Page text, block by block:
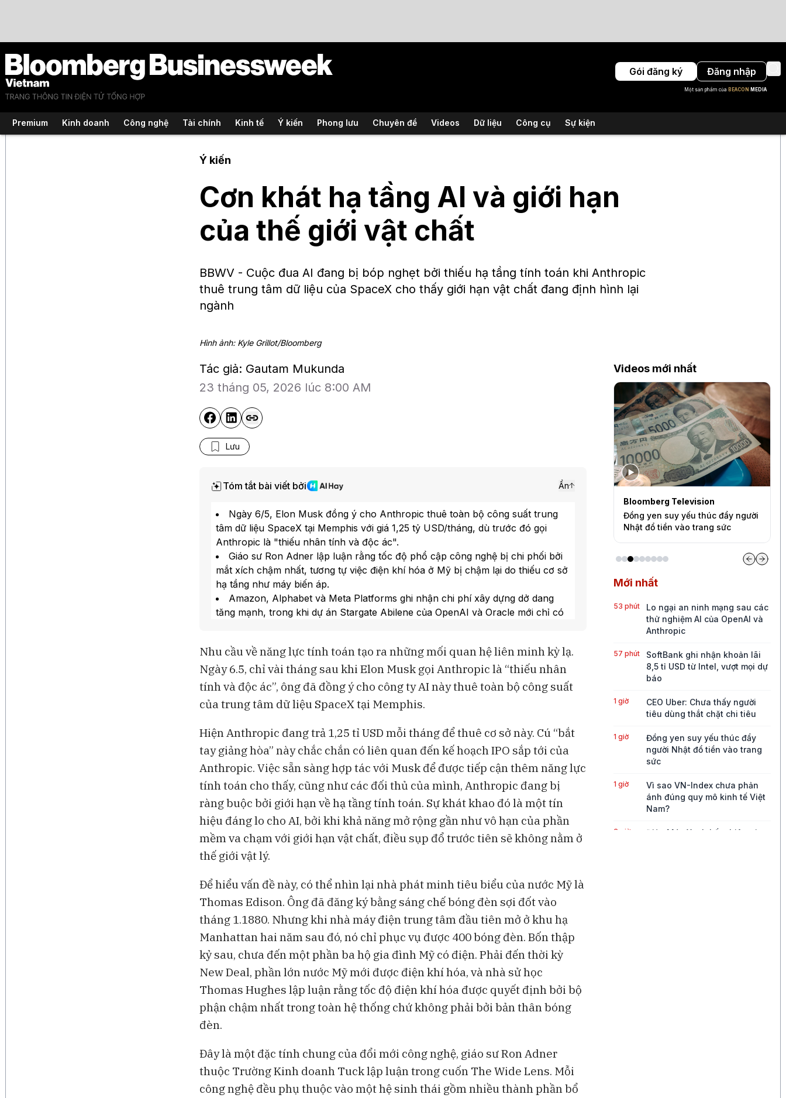
Gói đăng ký Đăng nhập
Một sản phẩm của BEACON MEDIA
Premium Kinh doanh Công nghệ Tài chính Kinh tế Ý kiến Phong lưu Chuyên đề Videos Dữ liệu Công cụ Sự kiện
Ý kiến
Cơn khát hạ tầng AI và giới hạn
của thế giới vật chất
BBWV - Cuộc đua AI đang bị bóp nghẹt bởi thiếu hạ tầng tính toán khi Anthropic
thuê trung tâm dữ liệu của SpaceX cho thấy giới hạn vật chất đang định hình lại
ngành
Hình ảnh: Kyle Grillot/Bloomberg
Tác giả: Gautam Mukunda
23 tháng 05, 2026 lúc 8:00 AM
Lưu
Tóm tắt bài viết bởi Ẩn
Ngày 6/5, Elon Musk đồng ý cho Anthropic thuê toàn bộ công suất trung
tâm dữ liệu SpaceX tại Memphis với giá 1,25 tỷ USD/tháng, dù trước đó gọi
Anthropic là "thiếu nhân tính và độc ác".
Giáo sư Ron Adner lập luận rằng tốc độ phổ cập công nghệ bị chi phối bởi
mắt xích chậm nhất, tương tự việc điện khí hóa ở Mỹ bị chậm lại do thiếu cơ sở
hạ tầng như máy biến áp.
Amazon, Alphabet và Meta Platforms ghi nhận chi phí xây dựng dở dang
tăng mạnh, trong khi dự án Stargate Abilene của OpenAI và Oracle mới chỉ có
tại Mỹ và ước tính cần thêm 207.000 lao động có tay nghề trong lĩnh vực
truyền tải và phân phối điện vào năm 2030.
xAI đã lắp đặt 35 tua-bin khí methane không giấy phép tại khu dân cư ở
Memphis và 27 tua-bin tương tự ở Mississippi, gây ra các vụ kiện từ NAACP do
vi phạm Đạo luật Không khí Sạch.
Nhu cầu về năng lực tính toán tạo ra những mối quan hệ liên minh kỳ lạ.
Ngày 6.5, chỉ vài tháng sau khi Elon Musk gọi Anthropic là “thiếu nhân
tính và độc ác”, ông đã đồng ý cho công ty AI này thuê toàn bộ công suất
của trung tâm dữ liệu SpaceX tại Memphis.
Hiện Anthropic đang trả 1,25 tỉ USD mỗi tháng để thuê cơ sở này. Cú “bắt
tay giảng hòa” này chắc chắn có liên quan đến kế hoạch IPO sắp tới của
Anthropic. Việc sẵn sàng hợp tác với Musk để được tiếp cận thêm năng lực
tính toán cho thấy, cũng như các đối thủ của mình, Anthropic đang bị
ràng buộc bởi giới hạn về hạ tầng tính toán. Sự khát khao đó là một tín
hiệu đáng lo cho AI, bởi khi khả năng mở rộng gần như vô hạn của phần
mềm va chạm với giới hạn vật chất, điều sụp đổ trước tiên sẽ không nằm ở
thế giới vật lý.
Để hiểu vấn đề này, có thể nhìn lại nhà phát minh tiêu biểu của nước Mỹ là
Thomas Edison. Ông đã đăng ký bằng sáng chế bóng đèn sợi đốt vào
tháng 1.1880. Nhưng khi nhà máy điện trung tâm đầu tiên mở ở khu hạ
Manhattan hai năm sau đó, nó chỉ phục vụ được 400 bóng đèn. Bốn thập
kỷ sau, chưa đến một phần ba hộ gia đình Mỹ có điện. Phải đến thời kỳ
New Deal, phần lớn nước Mỹ mới được điện khí hóa, và nhà sử học
Thomas Hughes lập luận rằng tốc độ điện khí hóa được quyết định bởi bộ
phận chậm nhất trong toàn hệ thống chứ không phải bởi bản thân bóng
đèn.
Đây là một đặc tính chung của đổi mới công nghệ, giáo sư Ron Adner
thuộc Trường Kinh doanh Tuck lập luận trong cuốn The Wide Lens. Mỗi
công nghệ đều phụ thuộc vào một hệ sinh thái gồm nhiều thành phần bổ
Videos mới nhất
Lo ngại an ninh mạng sau các
thử nghiệm AI của OpenAI và
Anthropic
CEO Uber: Chưa thấy người tiêu
dùng thắt chặt chi tiêu
Bloomberg Television
Đồng yen suy yếu thúc đẩy người
Nhật đổ tiền vào trang sức
Mới nhất
53 phút
Lo ngại an ninh mạng sau các
thử nghiệm AI của OpenAI và
Anthropic
57 phút
SoftBank ghi nhận khoản lãi
8,5 tỉ USD từ Intel, vượt mọi dự
báo
1 giờ
CEO Uber: Chưa thấy người
tiêu dùng thắt chặt chi tiêu
1 giờ
Đồng yen suy yếu thúc đẩy
người Nhật đổ tiền vào trang
sức
1 giờ
Vì sao VN-Index chưa phản
ánh đúng quy mô kinh tế Việt
Nam?
2 giờ
Điện Máy Xanh kết phiên giao